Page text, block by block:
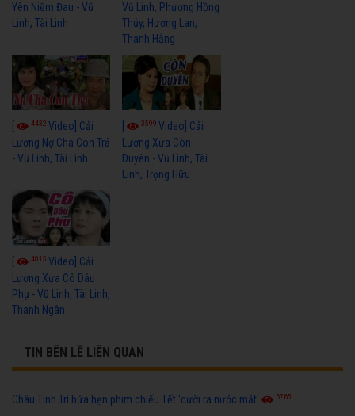
Yên Niềm Đau - Vũ
Linh, Tài Linh
Vũ Linh, Phương Hồng
Thủy, Hương Lan,
Thanh Hằng
4432 Video] Cải
Lương Nợ Cha Con Trả
- Vũ Linh, Tài Linh
3599Video] Cải
Lương Xưa Còn
Duyên - Vũ Linh, Tài
Linh, Trọng Hữu
[ 4015 Video] Cải
Lương Xưa Cô Dâu
Phụ - Vũ Linh, Tài Linh,
Thanh Ngân
TIN BÊN LỀ LIÊN QUAN
Châu Tinh Trì hứa hẹn phim chiếu Tết 'cười ra nước mắt' 6765